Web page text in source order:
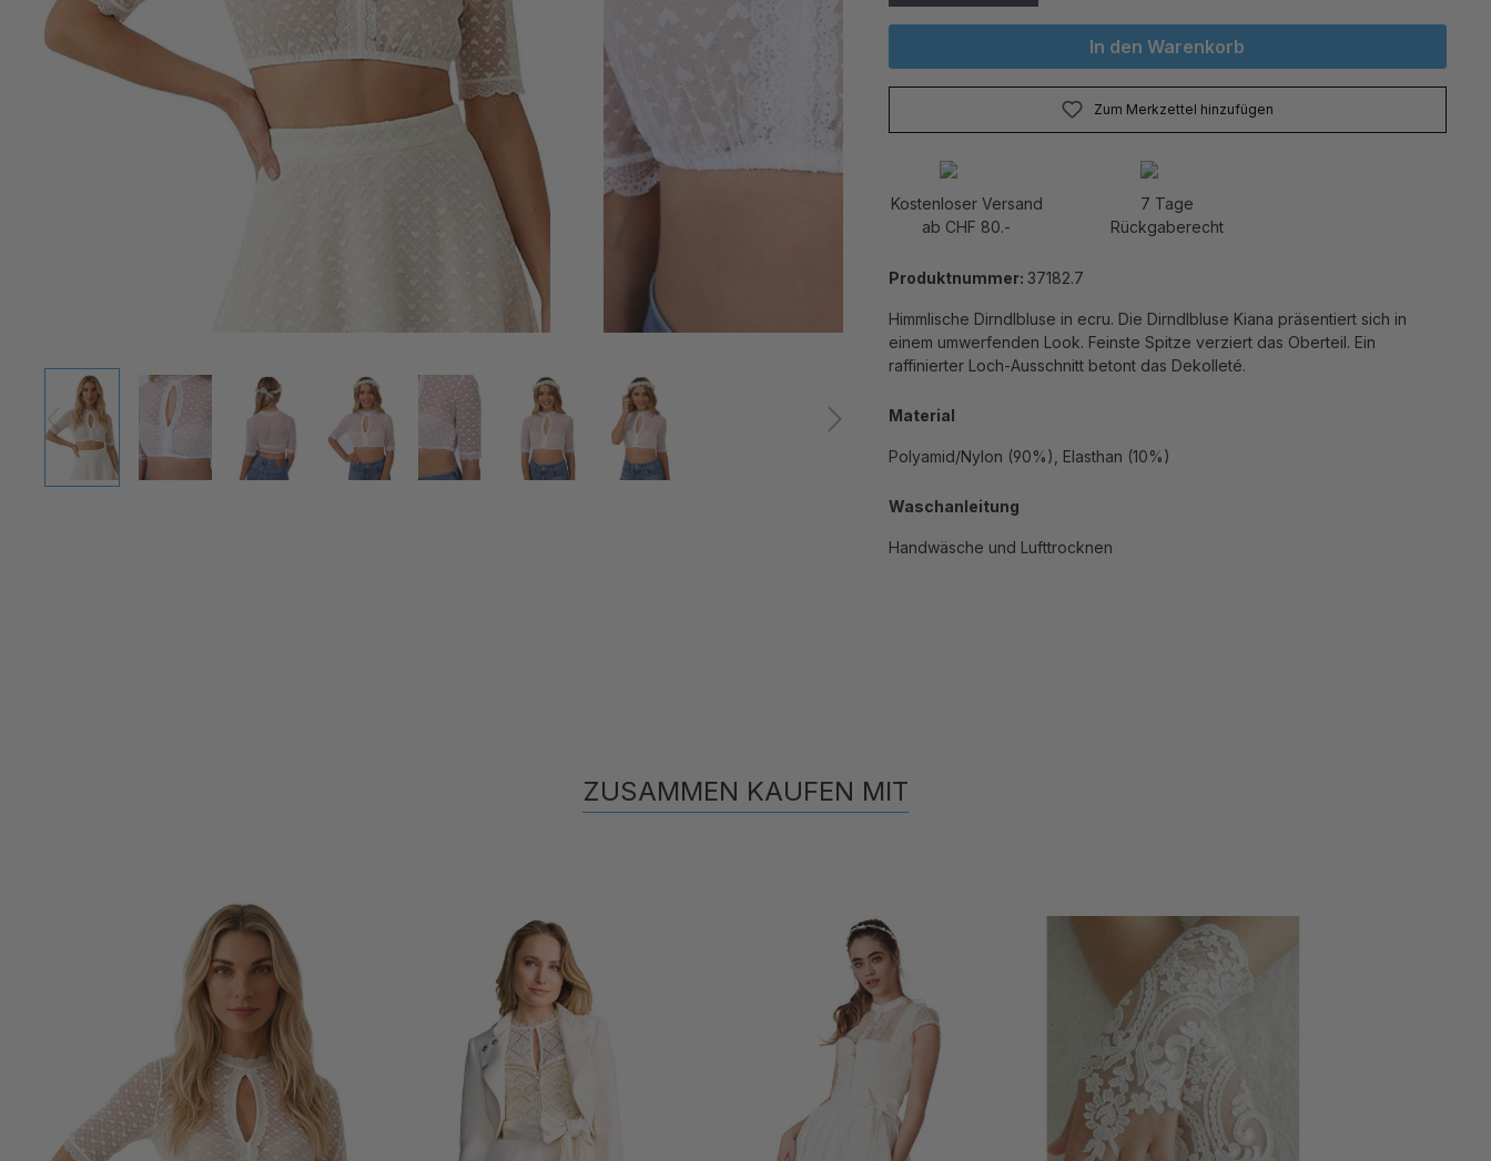
In den Warenkorb
Zum Merkzettel hinzufügen
Kostenloser Versand
ab CHF 80.-
7 Tage
Rückgaberecht
Produktnummer: 37182.7
Himmlische Dirndlbluse in ecru. Die Dirndlbluse Kiana präsentiert sich in
einem umwerfenden Look. Feinste Spitze verziert das Oberteil. Ein
raffinierter Loch-Ausschnitt betont das Dekolleté.
Material
Polyamid/Nylon (90%), Elasthan (10%)
Waschanleitung
Handwäsche und Lufttrocknen
ZUSAMMEN KAUFEN MIT